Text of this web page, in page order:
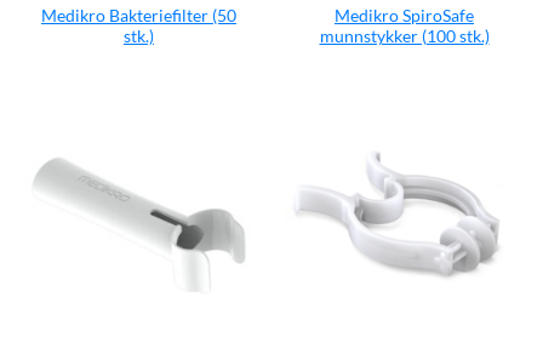
Medikro Bakteriefilter (50
stk.)
Medikro SpiroSafe
munnstykker (100 stk.)